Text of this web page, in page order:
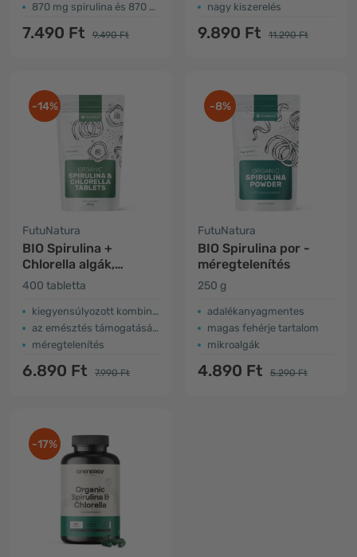
870 mg spirulina és 870 mg chlorella
7.490 Ft 9.490 Ft
nagy kiszerelés
9.890 Ft 11.290 Ft
-14%
FutuNatura
BIO Spirulina +
Chlorella algák,
méregtelenítés és
400 tabletta
kiegyensúlyozott kombináció
az emésztés támogatására
méregtelenítés
6.890 Ft 7.990 Ft
-8%
FutuNatura
BIO Spirulina por -
méregtelenítés
250 g
adalékanyagmentes
magas fehérje tartalom
mikroalgák
4.890 Ft 5.290 Ft
-17%